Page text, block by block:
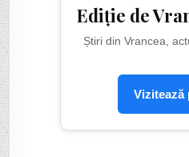
Ediție de
Știri din Vrancea,
Vizitează